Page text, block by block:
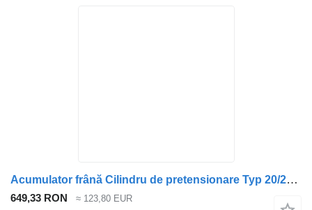
Acumulator frână Cilindru de pretensionare Typ 20/24 4047755612436 pentru cap tractor MAN
649,33 RON ≈ 123,80 EUR